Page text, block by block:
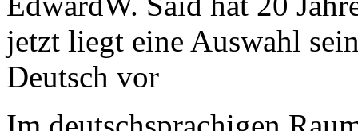
jetzt liegt eine Auswahl
Deutsch vor